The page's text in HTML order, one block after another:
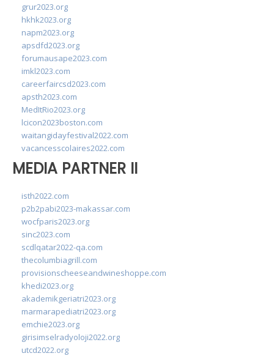
grur2023.org
hkhk2023.org
napm2023.org
apsdfd2023.org
forumausape2023.com
imkl2023.com
careerfaircsd2023.com
apsth2023.com
MedItRio2023.org
lcicon2023boston.com
waitangidayfestival2022.com
vacancesscolaires2022.com
MEDIA PARTNER II
isth2022.com
p2b2pabi2023-makassar.com
wocfparis2023.org
sinc2023.com
scdlqatar2022-qa.com
thecolumbiagrill.com
provisionscheeseandwineshoppe.com
khedi2023.org
akademikgeriatri2023.org
marmarapediatri2023.org
emchie2023.org
girisimselradyoloji2022.org
utcd2022.org